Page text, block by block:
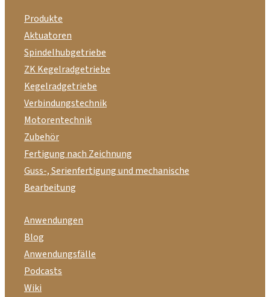
Produkte
Aktuatoren
Spindelhubgetriebe
ZK Kegelradgetriebe
Kegelradgetriebe
Verbindungstechnik
Motorentechnik
Zubehör
Fertigung nach Zeichnung
Guss-, Serienfertigung und mechanische
Bearbeitung
Anwendungen
Blog
Anwendungsfälle
Podcasts
Wiki